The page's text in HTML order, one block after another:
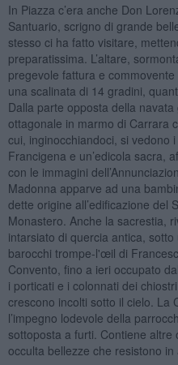
In Piazza c’era anche Don
Santuario, scrigno di grande
stesso ci ha fatto visitare,
preparatissima. L’altare,
pregevole fattura e
una scalinata di 14 gradini,
Dalla parte opposta della
ottagonale in marmo di Carrara
cui, inginocchiandoci, si vedono
Francigena e un’edicola sacra,
con le immagini
Madonna apparve ad una
dette origine all’edificazione del
Monastero. Anche la sacrestia,
intarsiato di quercia antica, sotto
barocchi trompe-l'œil di
Convento, fino a ieri occupato
i porticati e i colonnati dei
crescono incolti sotto il cielo. La
l’impegno lodevole della
sottoposta a furti. Contiene altre
occulta bellezze che resistono in